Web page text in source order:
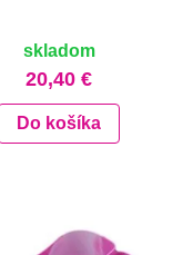
skladom
20,40 €
Do košíka